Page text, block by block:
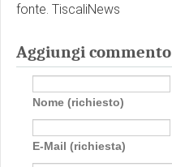
fonte. TiscaliNews
Aggiungi commento
Nome (richiesto)
E-Mail (richiesta)